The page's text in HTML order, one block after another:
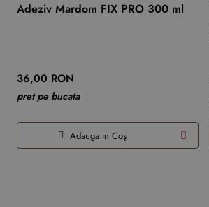
Adeziv Mardom FIX PRO 300 ml
36,00 RON
pret pe bucata
Adauga in Coş